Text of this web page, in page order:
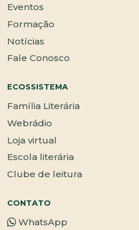
Eventos
Formação
Notícias
Fale Conosco
ECOSSISTEMA
Família Literária
Webrádio
Loja virtual
Escola literária
Clube de leitura
CONTATO
WhatsApp